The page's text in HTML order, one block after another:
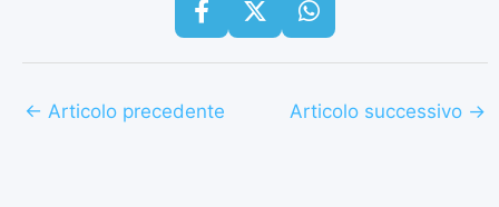
← Articolo precedente Articolo successivo →